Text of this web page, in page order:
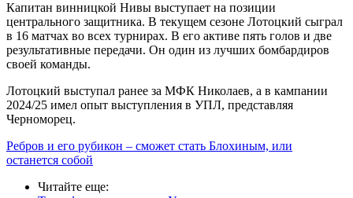
Капитан винницкой Нивы выступает на позиции
центрального защитника. В текущем сезоне Лотоцкий сыграл
в 16 матчах во всех турнирах. В его активе пять голов и две
результативные передачи. Он один из лучших бомбардиров
своей команды.
Лотоцкий выступал ранее за МФК Николаев, а в кампании
2024/25 имел опыт выступления в УПЛ, представляя
Черноморец.
Ребров и его рубикон – сможет стать Блохиным, или
останется собой
Читайте еще: